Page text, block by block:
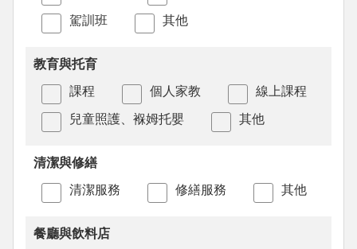
駕訓班 其他
教育與托育
課程
個人家教 線上課程
兒童照護、褓姆托嬰 其他
清潔與修繕
清潔服務
修繕服務 其他
餐廳與飲料店